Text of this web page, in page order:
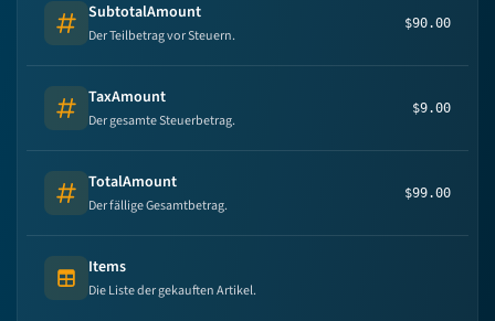
Number
SubtotalAmount
Der Teilbetrag vor Steuern.
$90.00
Number
TaxAmount
Der gesamte Steuerbetrag.
$9.00
Number
TotalAmount
Der fällige Gesamtbetrag.
$99.00
Table (list of items)
Items
Die Liste der gekauften Artikel.